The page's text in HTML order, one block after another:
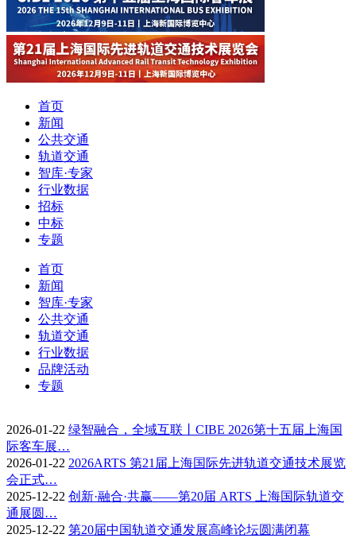
首页
新闻
公共交通
轨道交通
智库·专家
行业数据
招标
中标
专题
首页
新闻
智库·专家
公共交通
轨道交通
行业数据
品牌活动
专题
2026-01-22 绿智融合，全域互联丨CIBE 2026第十五届上海国
际客车展…
2026-01-22 2026ARTS 第21届上海国际先进轨道交通技术展览
会正式…
2025-12-22 创新·融合·共赢——第20届 ARTS 上海国际轨道交
通展圆…
2025-12-22 第20届中国轨道交通发展高峰论坛圆满闭幕